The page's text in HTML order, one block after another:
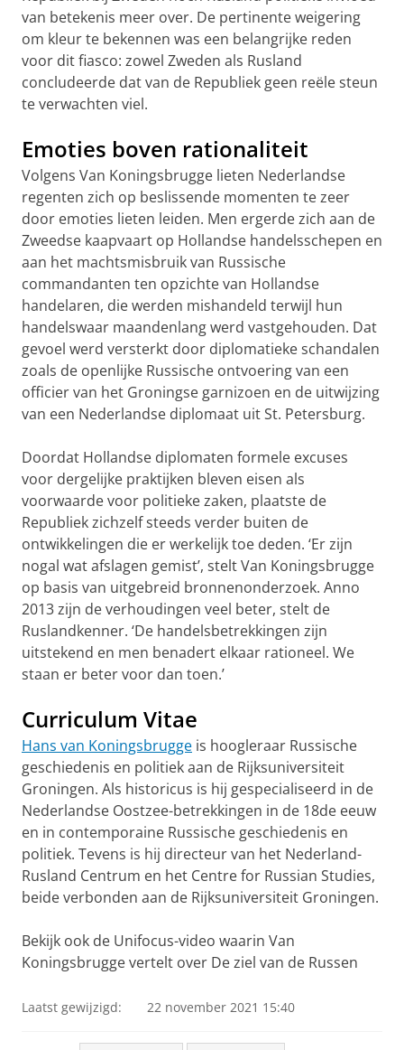
van betekenis meer over. De pertinente weigering
om kleur te bekennen was een belangrijke reden
voor dit fiasco: zowel Zweden als Rusland
concludeerde dat van de Republiek geen reële steun
te verwachten viel.
Emoties boven rationaliteit
Volgens Van Koningsbrugge lieten Nederlandse
regenten zich op beslissende momenten te zeer
door emoties lieten leiden. Men ergerde zich aan de
Zweedse kaapvaart op Hollandse handelsschepen en
aan het machtsmisbruik van Russische
commandanten ten opzichte van Hollandse
handelaren, die werden mishandeld terwijl hun
handelswaar maandenlang werd vastgehouden. Dat
gevoel werd versterkt door diplomatieke schandalen
zoals de openlijke Russische ontvoering van een
officier van het Groningse garnizoen en de uitwijzing
van een Nederlandse diplomaat uit St. Petersburg.
Doordat Hollandse diplomaten formele excuses
voor dergelijke praktijken bleven eisen als
voorwaarde voor politieke zaken, plaatste de
Republiek zichzelf steeds verder buiten de
ontwikkelingen die er werkelijk toe deden. ‘Er zijn
nogal wat afslagen gemist’, stelt Van Koningsbrugge
op basis van uitgebreid bronnenonderzoek. Anno
2013 zijn de verhoudingen veel beter, stelt de
Ruslandkenner. ‘De handelsbetrekkingen zijn
uitstekend en men benadert elkaar rationeel. We
staan er beter voor dan toen.’
Curriculum Vitae
Hans van Koningsbrugge is hoogleraar Russische
geschiedenis en politiek aan de Rijksuniversiteit
Groningen. Als historicus is hij gespecialiseerd in de
Nederlandse Oostzee-betrekkingen in de 18de eeuw
en in contemporaine Russische geschiedenis en
politiek. Tevens is hij directeur van het Nederland-
Rusland Centrum en het Centre for Russian Studies,
beide verbonden aan de Rijksuniversiteit Groningen.
Bekijk ook de Unifocus-video waarin Van
Koningsbrugge vertelt over De ziel van de Russen
Laatst gewijzigd: 22 november 2021 15:40